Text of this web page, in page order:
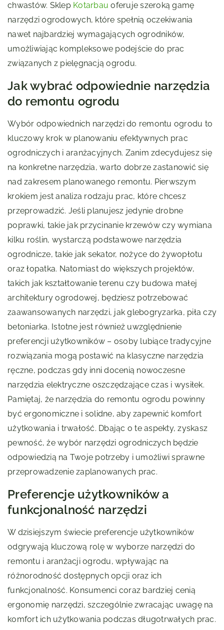
chwastów. Sklep Kotarbau oferuje szeroką gamę
narzędzi ogrodowych, które spełnią oczekiwania
nawet najbardziej wymagających ogrodników,
umożliwiając kompleksowe podejście do prac
związanych z pielęgnacją ogrodu.
Jak wybrać odpowiednie narzędzia
do remontu ogrodu
Wybór odpowiednich narzędzi do remontu ogrodu to
kluczowy krok w planowaniu efektywnych prac
ogrodniczych i aranżacyjnych. Zanim zdecydujesz się
na konkretne narzędzia, warto dobrze zastanowić się
nad zakresem planowanego remontu. Pierwszym
krokiem jest analiza rodzaju prac, które chcesz
przeprowadzić. Jeśli planujesz jedynie drobne
poprawki, takie jak przycinanie krzewów czy wymiana
kilku roślin, wystarczą podstawowe narzędzia
ogrodnicze, takie jak sekator, nożyce do żywopłotu
oraz łopatka. Natomiast do większych projektów,
takich jak kształtowanie terenu czy budowa małej
architektury ogrodowej, będziesz potrzebować
zaawansowanych narzędzi, jak glebogryzarka, piła czy
betoniarka. Istotne jest również uwzględnienie
preferencji użytkowników – osoby lubiące tradycyjne
rozwiązania mogą postawić na klasyczne narzędzia
ręczne, podczas gdy inni docenią nowoczesne
narzędzia elektryczne oszczędzające czas i wysiłek.
Pamiętaj, że narzędzia do remontu ogrodu powinny
być ergonomiczne i solidne, aby zapewnić komfort
użytkowania i trwałość. Dbając o te aspekty, zyskasz
pewność, że wybór narzędzi ogrodniczych będzie
odpowiedzią na Twoje potrzeby i umożliwi sprawne
przeprowadzenie zaplanowanych prac.
Preferencje użytkowników a
funkcjonalność narzędzi
W dzisiejszym świecie preferencje użytkowników
odgrywają kluczową rolę w wyborze narzędzi do
remontu i aranżacji ogrodu, wpływając na
różnorodność dostępnych opcji oraz ich
funkcjonalność. Konsumenci coraz bardziej cenią
ergonomię narzędzi, szczególnie zwracając uwagę na
komfort ich użytkowania podczas długotrwałych prac.